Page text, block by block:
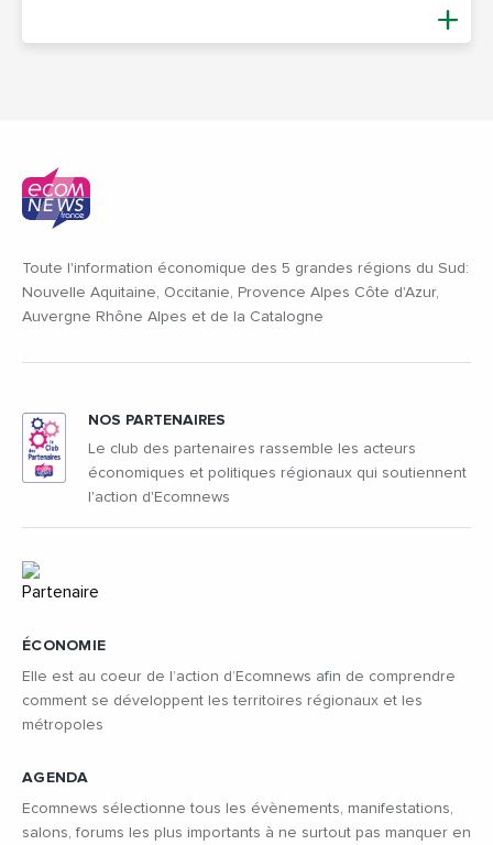
Toute l'information économique des 5 grandes régions du Sud:
Nouvelle Aquitaine, Occitanie, Provence Alpes Côte d'Azur,
Auvergne Rhône Alpes et de la Catalogne
ÉCONOMIE
Elle est au coeur de l’action d’Ecomnews afin de comprendre
comment se développent les territoires régionaux et les
métropoles
AGENDA
Ecomnews sélectionne tous les évènements, manifestations,
salons, forums les plus importants à ne surtout pas manquer en
NOS PARTENAIRES
Le club des partenaires rassemble les acteurs
économiques et politiques régionaux qui soutiennent
l'action d'Ecomnews